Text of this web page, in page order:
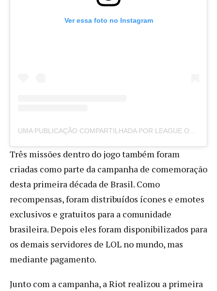
Ver essa foto no Instagram
Três missões dentro do jogo também foram
criadas como parte da campanha de comemoração
desta primeira década de Brasil. Como
recompensas, foram distribuídos ícones e emotes
exclusivos e gratuitos para a comunidade
brasileira. Depois eles foram disponibilizados para
os demais servidores de LOL no mundo, mas
mediante pagamento.
Junto com a campanha, a Riot realizou a primeira